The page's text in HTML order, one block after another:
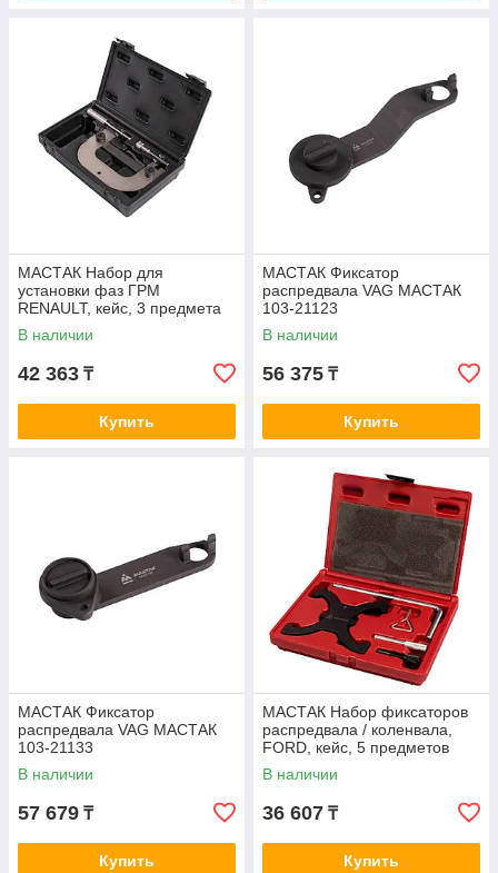
МАСТАК Набор для
установки фаз ГРМ
RENAULT, кейс, 3 предмета
МАСТАК 103-21115C
В наличии
42 363 ₸
Купить
МАСТАК Фиксатор
распредвала VAG МАСТАК
103-21123
В наличии
56 375 ₸
Купить
МАСТАК Фиксатор
распредвала VAG МАСТАК
103-21133
В наличии
57 679 ₸
Купить
МАСТАК Набор фиксаторов
распредвала / коленвала,
FORD, кейс, 5 предметов
МАСТАК 103-21403C
В наличии
36 607 ₸
Купить